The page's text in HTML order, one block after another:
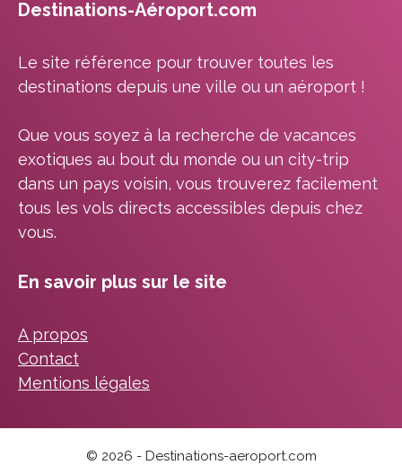
Destinations-Aéroport.com
Le site référence pour trouver toutes les
destinations depuis une ville ou un aéroport !
Que vous soyez à la recherche de vacances
exotiques au bout du monde ou un city-trip
dans un pays voisin, vous trouverez facilement
tous les vols directs accessibles depuis chez
vous.
En savoir plus sur le site
A propos
Contact
Mentions légales
© 2026 - Destinations-aeroport.com